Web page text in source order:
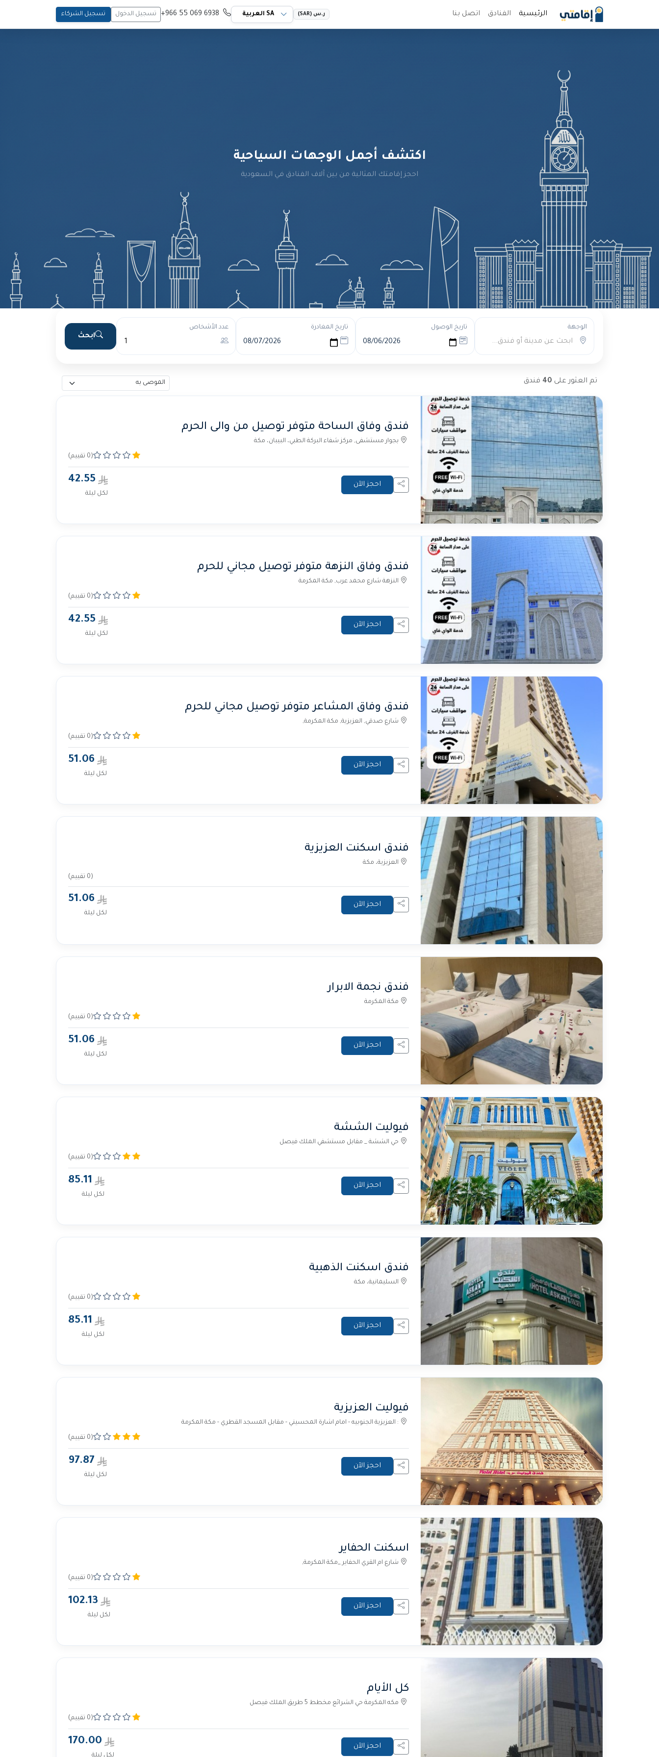
الرئيسية الفنادق اتصل بنا ر.س (SAR) تسجيل الدخول تسجيل الشركاء
اكتشف أجمل الوجهات السياحية
احجز إقامتك المثالية من بين آلاف الفنادق في السعودية
الوجهة
ابحث عن مدينة أو فندق...
تاريخ الوصول تاريخ المغادرة عدد الأشخاص
ابحث
تم العثور على 40 فندق
فندق وفاق الساحة متوفر توصيل من والى الحرم
بجوار مستشفى, مركز شفاء البركة الطبي، البيبان، مكة
(0 تقييم)
احجز الآن 42.55
لكل ليلة
فندق وفاق النزهة متوفر توصيل مجاني للحرم
النزهة شارع محمد عرب, مكة المكرمة
(0 تقييم)
احجز الآن 42.55
لكل ليلة
فندق وفاق المشاعر متوفر توصيل مجاني للحرم
شارع صدقي, العزيزية, مكة المكرمة,
(0 تقييم)
احجز الآن 51.06
لكل ليلة
فندق اسكنت العزيزية
العزيزية، مكة
(0 تقييم)
احجز الآن 51.06
لكل ليلة
فندق نجمة الابرار
مكة المكرمة
(0 تقييم)
احجز الآن 51.06
لكل ليلة
فيوليت الششة
حي الششة _ مقابل مستشفي الملك فيصل
(0 تقييم)
احجز الآن 85.11
لكل ليلة
فندق اسكنت الذهبية
السليمانية، مكة
(0 تقييم)
احجز الآن 85.11
لكل ليلة
فيوليت العزيزية
: العزيزية الجنوبيه - امام اشارة المحسيني - مقابل المسجد القطري - مكة المكرمة
(0 تقييم)
احجز الآن 97.87
لكل ليلة
اسكنت الحفاير
شارع ام القري الحفاير _مكة المكرمة,
(0 تقييم)
احجز الآن 102.13
لكل ليلة
كل الأيام
مكه المكرمة حي الشرائع مخطط 5 طريق الملك فيصل
(0 تقييم)
احجز الآن 170.00
لكل ليلة